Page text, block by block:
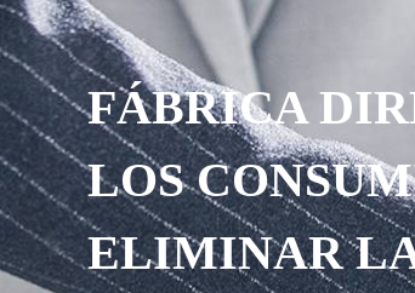
FÁBRICA
LOS
ELIMINAR